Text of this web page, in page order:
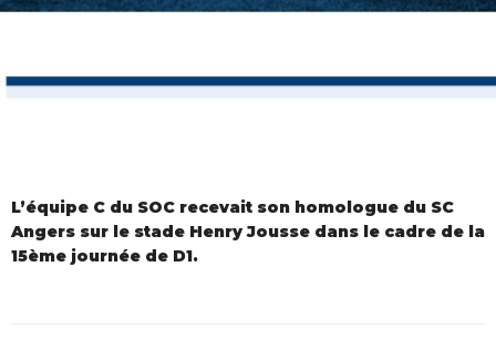
L’équipe C du SOC recevait son homologue du SC
Angers sur le stade Henry Jousse dans le cadre de la
15ème journée de D1.